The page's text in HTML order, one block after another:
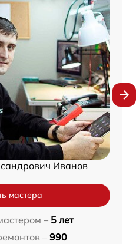
Иванов
мастера
– 5 лет
– 990